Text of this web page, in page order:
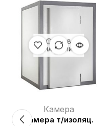
НЕТ В
НАЛИЧИИ
Камера
Камера т/изоляц.